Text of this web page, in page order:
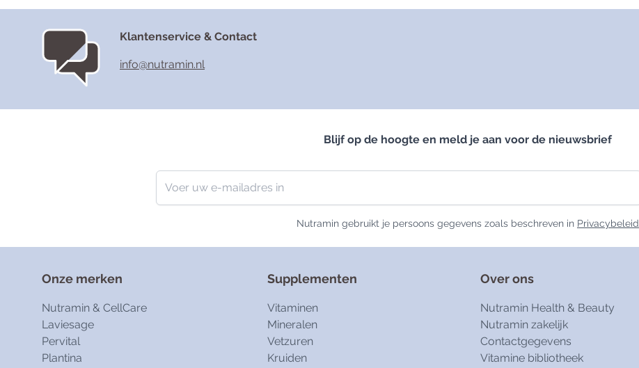
Klantenservice & Contact
info@nutramin.nl
Blijf op de hoogte en meld je aan voor de nieuwsbrief
E-mailadres
Nutramin gebruikt je persoons gegevens zoals beschreven in Privacybeleid
Onze merken
Nutramin & CellCare
Laviesage
Pervital
Plantina
Supplementen
Vitaminen
Mineralen
Vetzuren
Kruiden
Over ons
Nutramin Health & Beauty
Nutramin zakelijk
Contactgegevens
Vitamine bibliotheek